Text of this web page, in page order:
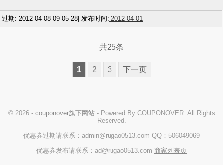
过期: 2012-04-08 09-05-28| 发布时间: 2012-04-01
共25条
1 2 3 下一页
© 2026 - couponover旗下网站- Powered By COUPONOVER. All Rights
Reserved.
优惠券过期请联系：admin@rugao0513.com QQ：506049069
优惠券发布请联系：ad@rugao0513.com 商家列表页